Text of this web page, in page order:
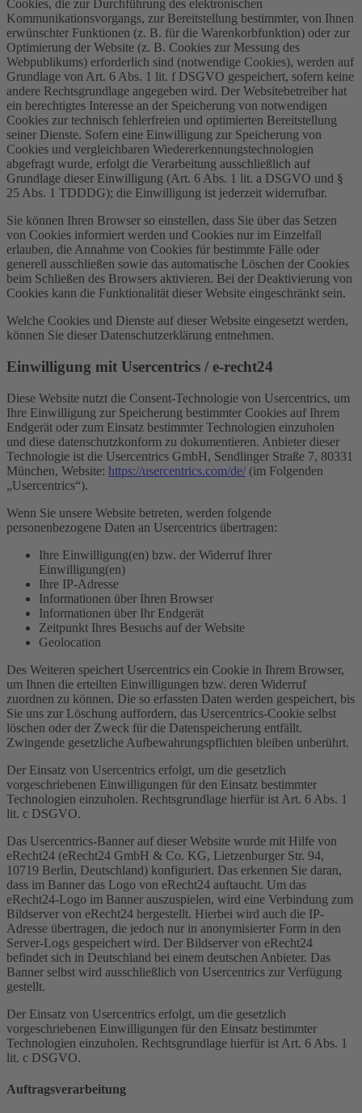
Cookies, die zur Durchführung des elektronischen
Kommunikationsvorgangs, zur Bereitstellung bestimmter, von Ihnen
erwünschter Funktionen (z. B. für die Warenkorbfunktion) oder zur
Optimierung der Website (z. B. Cookies zur Messung des
Webpublikums) erforderlich sind (notwendige Cookies), werden auf
Grundlage von Art. 6 Abs. 1 lit. f DSGVO gespeichert, sofern keine
andere Rechtsgrundlage angegeben wird. Der Websitebetreiber hat
ein berechtigtes Interesse an der Speicherung von notwendigen
Cookies zur technisch fehlerfreien und optimierten Bereitstellung
seiner Dienste. Sofern eine Einwilligung zur Speicherung von
Cookies und vergleichbaren Wiedererkennungstechnologien
abgefragt wurde, erfolgt die Verarbeitung ausschließlich auf
Grundlage dieser Einwilligung (Art. 6 Abs. 1 lit. a DSGVO und §
25 Abs. 1 TDDDG); die Einwilligung ist jederzeit widerrufbar.
Sie können Ihren Browser so einstellen, dass Sie über das Setzen
von Cookies informiert werden und Cookies nur im Einzelfall
erlauben, die Annahme von Cookies für bestimmte Fälle oder
generell ausschließen sowie das automatische Löschen der Cookies
beim Schließen des Browsers aktivieren. Bei der Deaktivierung von
Cookies kann die Funktionalität dieser Website eingeschränkt sein.
Welche Cookies und Dienste auf dieser Website eingesetzt werden,
können Sie dieser Datenschutzerklärung entnehmen.
Einwilligung mit Usercentrics / e-recht24
Diese Website nutzt die Consent-Technologie von Usercentrics, um
Ihre Einwilligung zur Speicherung bestimmter Cookies auf Ihrem
Endgerät oder zum Einsatz bestimmter Technologien einzuholen
und diese datenschutzkonform zu dokumentieren. Anbieter dieser
Technologie ist die Usercentrics GmbH, Sendlinger Straße 7, 80331
München, Website: https://usercentrics.com/de/ (im Folgenden
„Usercentrics“).
Wenn Sie unsere Website betreten, werden folgende
personenbezogene Daten an Usercentrics übertragen:
Ihre Einwilligung(en) bzw. der Widerruf Ihrer
Einwilligung(en)
Ihre IP-Adresse
Informationen über Ihren Browser
Informationen über Ihr Endgerät
Zeitpunkt Ihres Besuchs auf der Website
Geolocation
Des Weiteren speichert Usercentrics ein Cookie in Ihrem Browser,
um Ihnen die erteilten Einwilligungen bzw. deren Widerruf
zuordnen zu können. Die so erfassten Daten werden gespeichert, bis
Sie uns zur Löschung auffordern, das Usercentrics-Cookie selbst
löschen oder der Zweck für die Datenspeicherung entfällt.
Zwingende gesetzliche Aufbewahrungspflichten bleiben unberührt.
Der Einsatz von Usercentrics erfolgt, um die gesetzlich
vorgeschriebenen Einwilligungen für den Einsatz bestimmter
Technologien einzuholen. Rechtsgrundlage hierfür ist Art. 6 Abs. 1
lit. c DSGVO.
Das Usercentrics-Banner auf dieser Website wurde mit Hilfe von
eRecht24 (eRecht24 GmbH & Co. KG, Lietzenburger Str. 94,
10719 Berlin, Deutschland) konfiguriert. Das erkennen Sie daran,
dass im Banner das Logo von eRecht24 auftaucht. Um das
eRecht24-Logo im Banner auszuspielen, wird eine Verbindung zum
Bildserver von eRecht24 hergestellt. Hierbei wird auch die IP-
Adresse übertragen, die jedoch nur in anonymisierter Form in den
Server-Logs gespeichert wird. Der Bildserver von eRecht24
befindet sich in Deutschland bei einem deutschen Anbieter. Das
Banner selbst wird ausschließlich von Usercentrics zur Verfügung
gestellt.
Der Einsatz von Usercentrics erfolgt, um die gesetzlich
vorgeschriebenen Einwilligungen für den Einsatz bestimmter
Technologien einzuholen. Rechtsgrundlage hierfür ist Art. 6 Abs. 1
lit. c DSGVO.
Auftragsverarbeitung